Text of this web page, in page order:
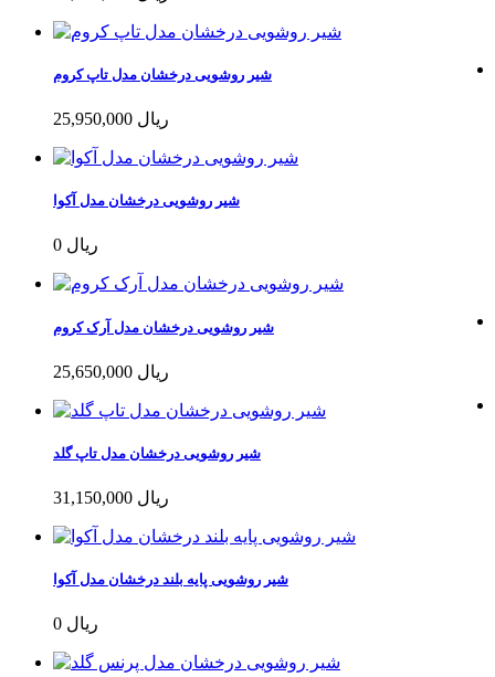
شیر روشویی درخشان مدل تاپ کروم
25,950,000 ریال
شیر روشویی درخشان مدل آکوا
0 ریال
شیر روشویی درخشان مدل آرک کروم
25,650,000 ریال
شیر روشویی درخشان مدل تاپ گلد
31,150,000 ریال
شیر روشویی پایه بلند درخشان مدل آکوا
0 ریال